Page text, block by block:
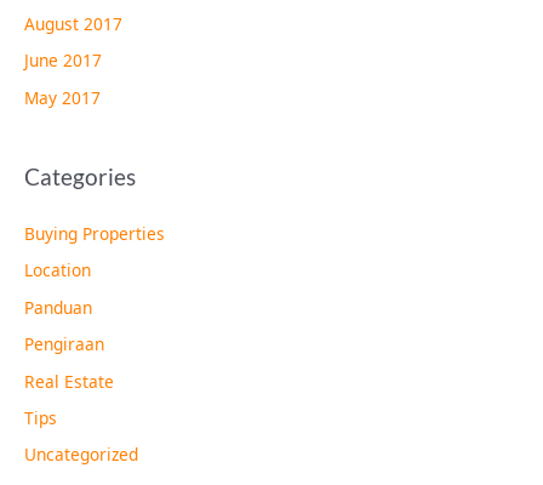
August 2017
June 2017
May 2017
Categories
Buying Properties
Location
Panduan
Pengiraan
Real Estate
Tips
Uncategorized